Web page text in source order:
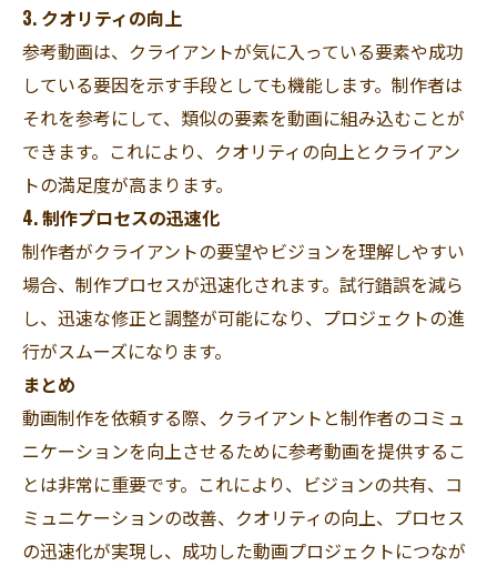
3. クオリティの向上
参考動画は、クライアントが気に入っている要素や成功
している要因を示す手段としても機能します。制作者は
それを参考にして、類似の要素を動画に組み込むことが
できます。これにより、クオリティの向上とクライアン
トの満足度が高まります。
4. 制作プロセスの迅速化
制作者がクライアントの要望やビジョンを理解しやすい
場合、制作プロセスが迅速化されます。試行錯誤を減ら
し、迅速な修正と調整が可能になり、プロジェクトの進
行がスムーズになります。
まとめ
動画制作を依頼する際、クライアントと制作者のコミュ
ニケーションを向上させるために参考動画を提供するこ
とは非常に重要です。これにより、ビジョンの共有、コ
ミュニケーションの改善、クオリティの向上、プロセス
の迅速化が実現し、成功した動画プロジェクトにつなが